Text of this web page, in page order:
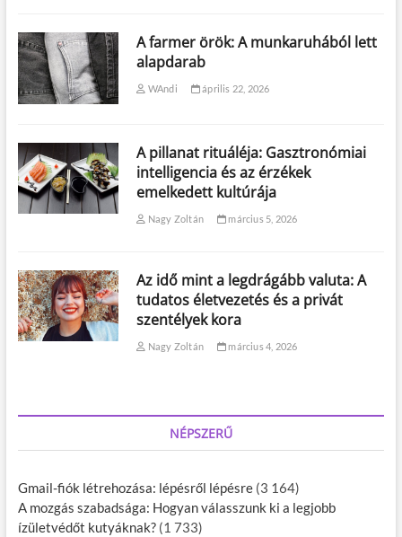
A farmer örök: A munkaruhából lett
alapdarab
WAndi április 22, 2026
A pillanat rituáléja: Gasztronómiai
intelligencia és az érzékek
emelkedett kultúrája
Nagy Zoltán március 5, 2026
Az idő mint a legdrágább valuta: A
tudatos életvezetés és a privát
szentélyek kora
Nagy Zoltán március 4, 2026
NÉPSZERŰ
Gmail-fiók létrehozása: lépésről lépésre (3 164)
A mozgás szabadsága: Hogyan válasszunk ki a legjobb
ízületvédőt kutyáknak? (1 733)